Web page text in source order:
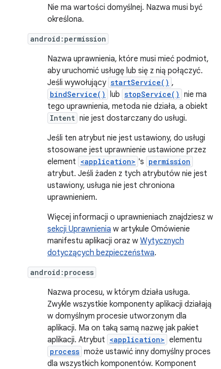
Nie ma wartości domyślnej. Nazwa musi być
określona.
android:permission
Nazwa uprawnienia, które musi mieć podmiot,
aby uruchomić usługę lub się z nią połączyć.
Jeśli wywołujący startService() ,
bindService() lub stopService() nie ma
tego uprawnienia, metoda nie działa, a obiekt
Intent nie jest dostarczany do usługi.
Jeśli ten atrybut nie jest ustawiony, do usługi
stosowane jest uprawnienie ustawione przez
element <application> 's permission
atrybut. Jeśli żaden z tych atrybutów nie jest
ustawiony, usługa nie jest chroniona
uprawnieniem.
Więcej informacji o uprawnieniach znajdziesz w
sekcji Uprawnienia w artykule Omówienie
manifestu aplikacji oraz w Wytycznych
dotyczących bezpieczeństwa.
android:process
Nazwa procesu, w którym działa usługa.
Zwykle wszystkie komponenty aplikacji działają
w domyślnym procesie utworzonym dla
aplikacji. Ma on taką samą nazwę jak pakiet
aplikacji. Atrybut <application> elementu
process może ustawić inny domyślny proces
dla wszystkich komponentów. Komponent